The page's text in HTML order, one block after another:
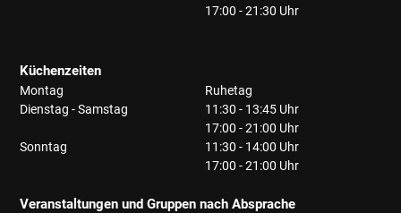
17:00 - 21:30 Uhr
Küchenzeiten
Montag
Ruhetag
Dienstag - Samstag
11:30 - 13:45 Uhr
17:00 - 21:00 Uhr
Sonntag
11:30 - 14:00 Uhr
17:00 - 21:00 Uhr
Veranstaltungen und Gruppen nach Absprache